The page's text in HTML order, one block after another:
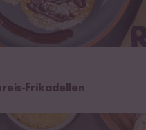
Frikadellen